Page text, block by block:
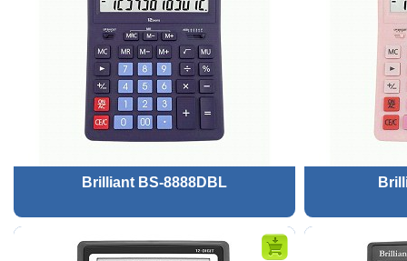
Brilliant BS-8888DBL